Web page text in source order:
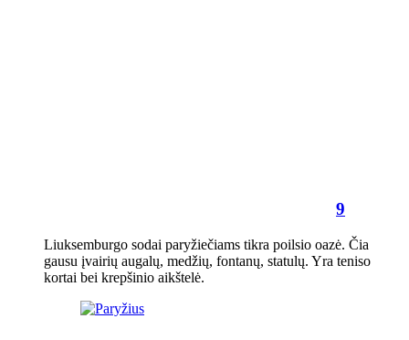
9
Liuksemburgo sodai paryžiečiams tikra poilsio oazė. Čia
gausu įvairių augalų, medžių, fontanų, statulų. Yra teniso
kortai bei krepšinio aikštelė.